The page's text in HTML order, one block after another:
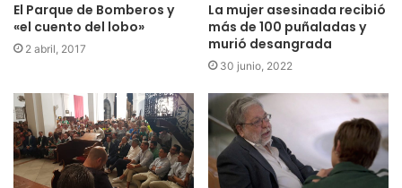
El Parque de Bomberos y
«el cuento del lobo»
2 abril, 2017
La mujer asesinada recibió
más de 100 puñaladas y
murió desangrada
30 junio, 2022